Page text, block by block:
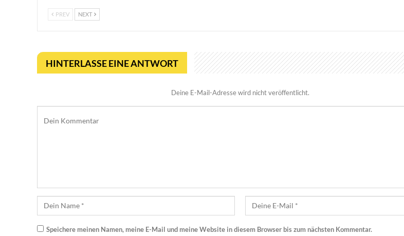
PREV NEXT
HINTERLASSE EINE ANTWORT
Deine E-Mail-Adresse wird nicht veröffentlicht.
Speichere meinen Namen, meine E-Mail und meine Website in diesem Browser bis zum nächsten Kommentar.